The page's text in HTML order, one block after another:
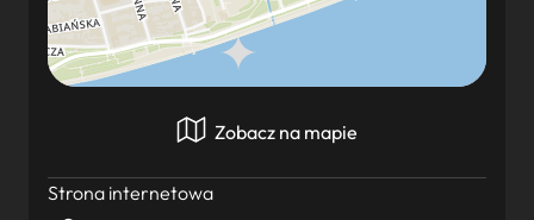
Zobacz na mapie
Strona internetowa